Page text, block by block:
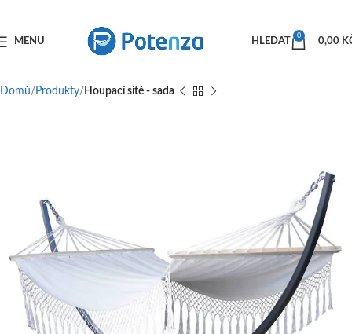
MENU HLEDAT
0
0,00
Domů Produkty Houpací sítě - sada